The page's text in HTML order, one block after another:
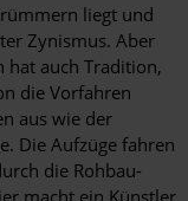
liegt und
Zynismus. Aber
hat auch Tradition,
die Vorfahren
aus wie der
Die Aufzüge fahren
die Rohbau-
macht ein Künstler